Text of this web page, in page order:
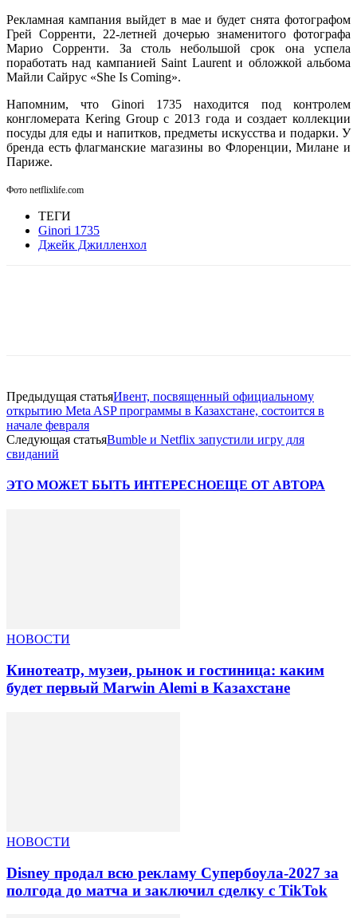
Рекламная кампания выйдет в мае и будет снята фотографом
Грей Сорренти, 22-летней дочерью знаменитого фотографа
Марио Сорренти. За столь небольшой срок она успела
поработать над кампанией Saint Laurent и обложкой альбома
Майли Сайрус «She Is Coming».
Напомним, что Ginori 1735 находится под контролем
конгломерата Kering Group с 2013 года и создает коллекции
посуды для еды и напитков, предметы искусства и подарки. У
бренда есть флагманские магазины во Флоренции, Милане и
Париже.
Фото netflixlife.com
ТЕГИ
Ginori 1735
Джейк Джилленхол
Предыдущая статьяИвент, посвященный официальному
открытию Meta ASP программы в Казахстане, состоится в
начале февраля
Следующая статьяBumble и Netflix запустили игру для
свиданий
ЭТО МОЖЕТ БЫТЬ ИНТЕРЕСНОЕЩЕ ОТ АВТОРА
НОВОСТИ
Кинотеатр, музеи, рынок и гостиница: каким
будет первый Marwin Alemi в Казахстане
НОВОСТИ
Disney продал всю рекламу Супербоула-2027 за
полгода до матча и заключил сделку с TikTok